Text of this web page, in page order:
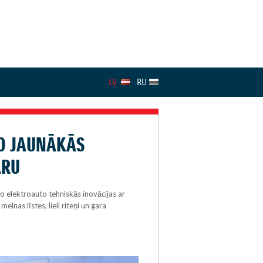
LV RU
JAUNĀKĀS
elektroauto tehniskās inovācijas ar
līstes, lieli riteņi un gara